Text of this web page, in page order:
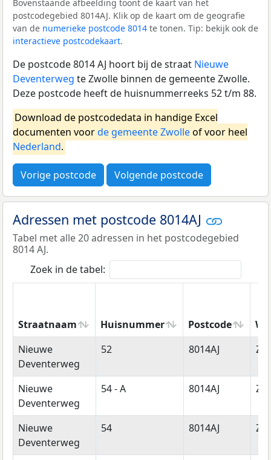
Bovenstaande afbeelding toont de kaart van het
postcodegebied 8014AJ. Klik op de kaart om de geografie
van de numerieke postcode 8014 te tonen. Tip: bekijk ook de
interactieve postcodekaart.
De postcode 8014 AJ hoort bij de straat Nieuwe
Deventerweg te Zwolle binnen de gemeente Zwolle.
Deze postcode heeft de huisnummerreeks 52 t/m 88.
Download de postcodedata in handige Excel
documenten voorde gemeente Zwolleof voor heel
Nederland.
Vorige postcode Volgende postcode
Adressen met postcode 8014AJ
Tabel met alle 20 adressen in het postcodegebied
8014 AJ.
Zoek in de tabel:
Straatnaam Huisnummer Postcode
Straatnaam
Huisnummer Postcode
Nieuwe
Deventerweg
52 8014AJ
Nieuwe
Deventerweg
54 - A 8014AJ
Nieuwe
Deventerweg
54 8014AJ